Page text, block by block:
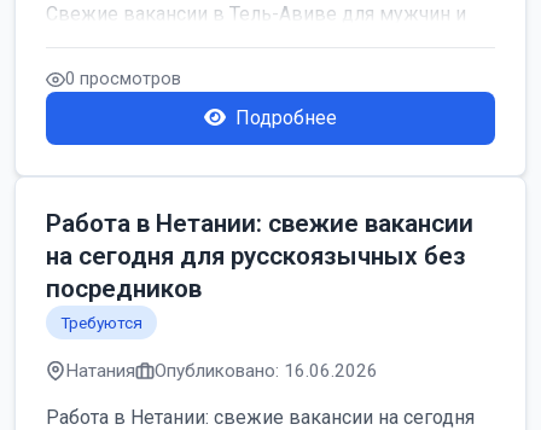
Свежие вакансии в Тель-Авиве для мужчин и
женщин от хозя...
0 просмотров
Подробнее
Работа в Нетании: свежие вакансии
на сегодня для русскоязычных без
посредников
Требуются
Натания Опубликовано: 16.06.2026
Работа в Нетании: свежие вакансии на сегодня